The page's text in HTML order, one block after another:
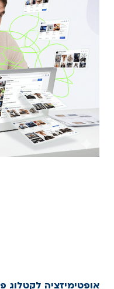
אופטימיזציה לקטלוג